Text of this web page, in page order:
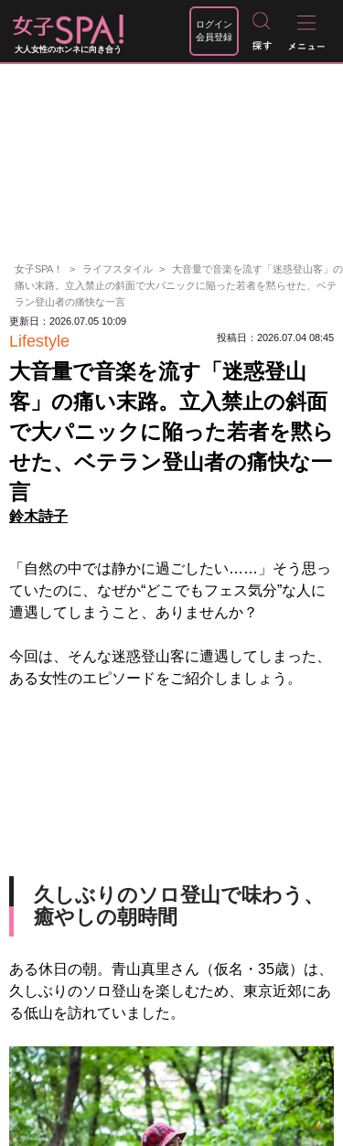
大人女性のホンネに向き合う
ログイン
会員登録
女子SPA！ ライフスタイル
大音量で音楽を流す「迷惑登山客」の
痛い末路。立入禁止の斜面で大パニックに陥った若者を黙らせた、ベテ
ラン登山者の痛快な一言
更新日：2026.07.05 10:09
Lifestyle 投稿日：2026.07.04 08:45
大音量で音楽を流す「迷惑登山
客」の痛い末路。立入禁止の斜面
で大パニックに陥った若者を黙ら
せた、ベテラン登山者の痛快な一
言
鈴木詩子
「自然の中では静かに過ごしたい……」そう思っ
ていたのに、なぜか“どこでもフェス気分”な人に
遭遇してしまうこと、ありませんか？
今回は、そんな迷惑登山客に遭遇してしまった、
ある女性のエピソードをご紹介しましょう。
久しぶりのソロ登山で味わう、
癒やしの朝時間
ある休日の朝。青山真里さん（仮名・35歳）は、
久しぶりのソロ登山を楽しむため、東京近郊にあ
る低山を訪れていました。